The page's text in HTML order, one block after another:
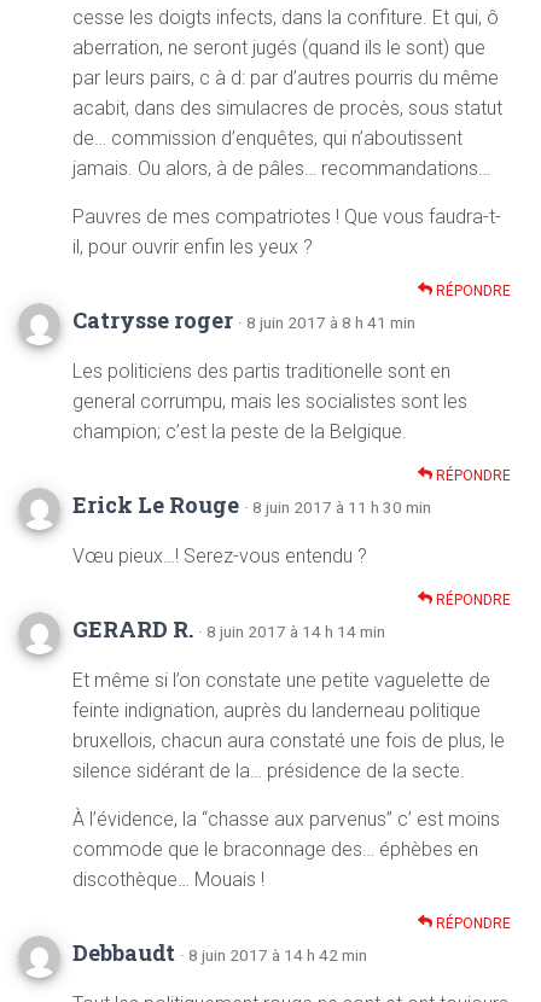
cesse les doigts infects, dans la confiture. Et qui, ô
aberration, ne seront jugés (quand ils le sont) que
par leurs pairs, c à d: par d’autres pourris du même
acabit, dans des simulacres de procès, sous statut
de… commission d’enquêtes, qui n’aboutissent
jamais. Ou alors, à de pâles… recommandations…
Pauvres de mes compatriotes ! Que vous faudra-t-
il, pour ouvrir enfin les yeux ?
RÉPONDRE
Catrysse roger · 8 juin 2017 à 8 h 41 min
Les politiciens des partis traditionelle sont en
general corrumpu, mais les socialistes sont les
champion; c’est la peste de la Belgique.
RÉPONDRE
Erick Le Rouge · 8 juin 2017 à 11 h 30 min
Vœu pieux…! Serez-vous entendu ?
RÉPONDRE
GERARD R. · 8 juin 2017 à 14 h 14 min
Et même si l’on constate une petite vaguelette de
feinte indignation, auprès du landerneau politique
bruxellois, chacun aura constaté une fois de plus, le
silence sidérant de la… présidence de la secte.
À l’évidence, la “chasse aux parvenus” c’ est moins
commode que le braconnage des… éphèbes en
discothèque… Mouais !
RÉPONDRE
Debbaudt · 8 juin 2017 à 14 h 42 min